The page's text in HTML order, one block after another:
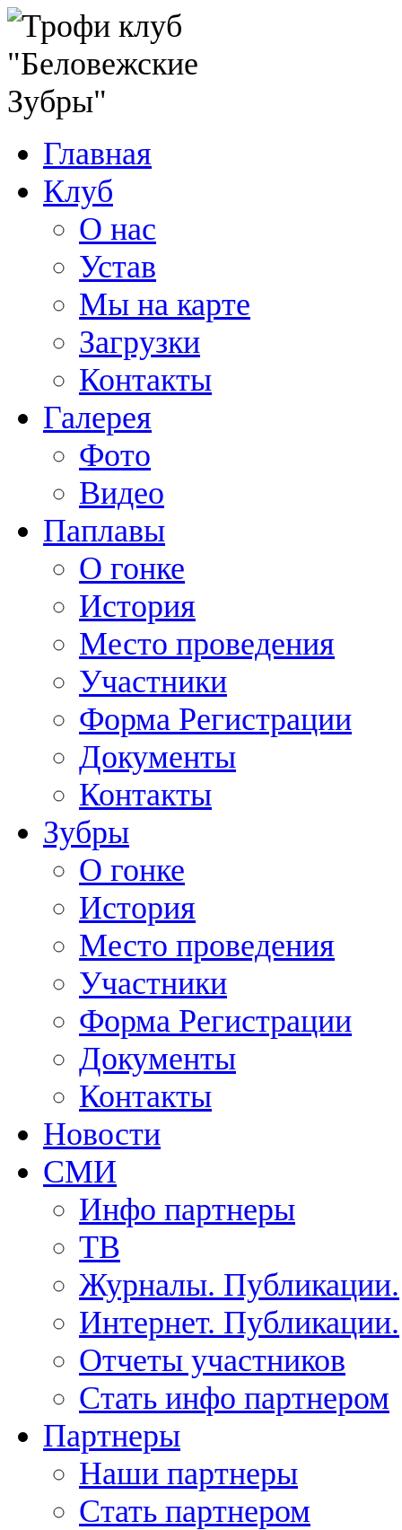
Главная
Клуб
О нас
Устав
Мы на карте
Загрузки
Контакты
Галерея
Фото
Видео
Паплавы
О гонке
История
Место проведения
Участники
Форма Регистрации
Документы
Контакты
Зубры
О гонке
История
Место проведения
Участники
Форма Регистрации
Документы
Контакты
Новости
СМИ
Инфо партнеры
ТВ
Журналы. Публикации.
Интернет. Публикации.
Отчеты участников
Стать инфо партнером
Партнеры
Наши партнеры
Стать партнером